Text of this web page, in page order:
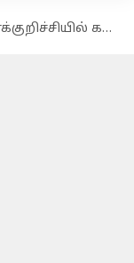
மாணவரை கொன்று புதைத்த நண்பர்கள் - திடுக்கிடும் தகவல்